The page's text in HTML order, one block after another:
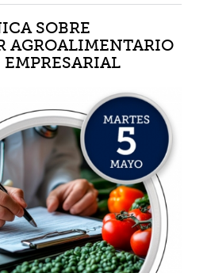
SOBRE
AGROALIMENTARIO